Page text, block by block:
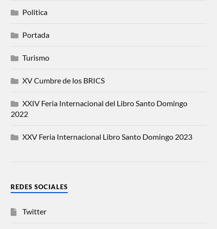
Politica
Portada
Turismo
XV Cumbre de los BRICS
XXIV Feria Internacional del Libro Santo Domingo
2022
XXV Feria Internacional Libro Santo Domingo 2023
REDES SOCIALES
Twitter